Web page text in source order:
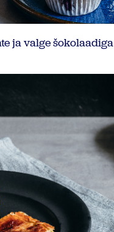
ja valge šokolaadiga